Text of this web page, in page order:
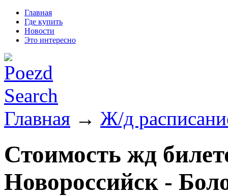
Главная
Где купить
Новости
Это интересно
Главная → Ж/д
Стоимость жд
Новороссийск -